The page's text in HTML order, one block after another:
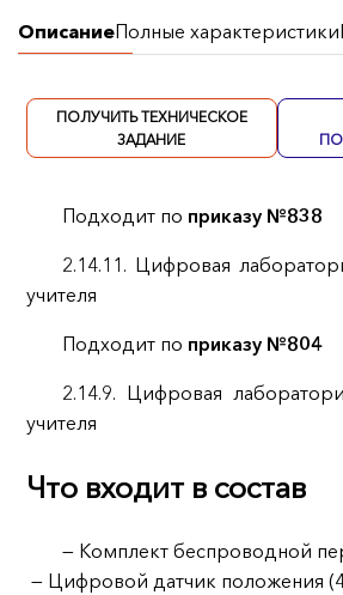
ОписаниеПолные характеристики
ПОЛУЧИТЬ ТЕХНИЧЕСКОЕ
ЗАДАНИЕ
Подходит по приказу №838
2.14.11. Цифровая
учителя
Подходит по приказу №804
2.14.9. Цифровая
учителя
Что входит в состав
— Комплект беспроводной
— Цифровой датчик положения (4